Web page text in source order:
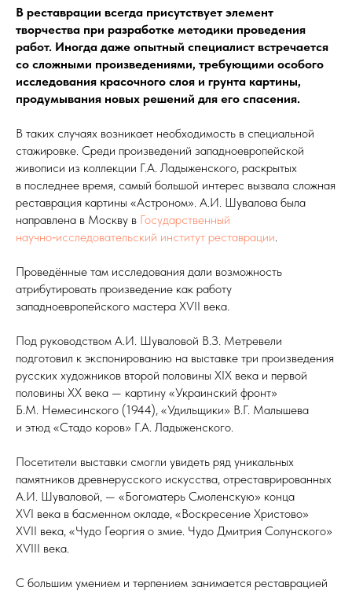
В реставрации всегда присутствует элемент
творчества при разработке методики проведения
работ. Иногда даже опытный специалист встречается
со сложными произведениями, требую­щими особого
исследования красочного слоя и грунта картины,
продумывания новых решений для его спасения.
В таких случаях возникает необходимость в специальной
стажировке. Среди произведений западноевропейской
живописи из коллекции Г.А. Ладыженского, раскрытых
в последнее время, самый большой интерес вызвала сложная
реставрация картины «Астроном». А.И. Шувалова была
направлена в Москву в Государственный
научно‑исследовательский институт реставрации.
Проведённые там исследования дали возможность
атрибутировать произведение как работу
западноевропейского мастера XѴII века.
Под руководством А.И. Шуваловой В.З. Метревели
подготовил к экспонированию на выставке три произведения
русских художников второй половины XIX ве­ка и первой
половины XX ве­ка — картину «Украинский фронт»
Б.М. Немесинского (1944), «Удильщики» В.Г. Малышева
и этюд «Стадо коров» Г.А. Ладыженского.
Посетители выставки смогли увидеть ряд уникальных
памятников древнерусского искусства, отреставрированных
А.И. Шуваловой, — «Богоматерь Смоленскую» конца
XѴI века в басменном окладе, «Воскресение Христово»
XѴII века, «Чудо Георгия о змие. Чудо Дмитрия Солунского»
XѴIII века.
С большим умением и терпением занимается реставрацией